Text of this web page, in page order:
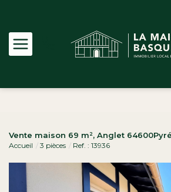
Louer
Estimer
Vente maison 69 m², Anglet
Accueil 3 pièces Ref. : 13936